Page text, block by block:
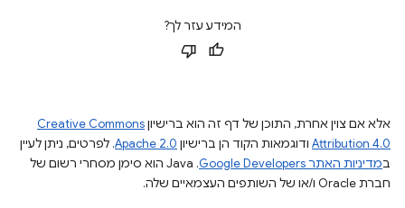
המידע עזר לך?
אלא אם צוין אחרת, התוכן של דף זה הוא ברישיוןCreative Commons
Attribution 4.0 ודוגמאות הקוד הן ברישיון Apache 2.0. לפרטים, ניתן לעיין
במדיניות האתר Google Developers‏
.‏ Java הוא סימן מסחרי רשום של
חברת Oracle ו/או של השותפים העצמאיים שלה.